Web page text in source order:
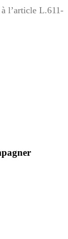
l’article L.611-